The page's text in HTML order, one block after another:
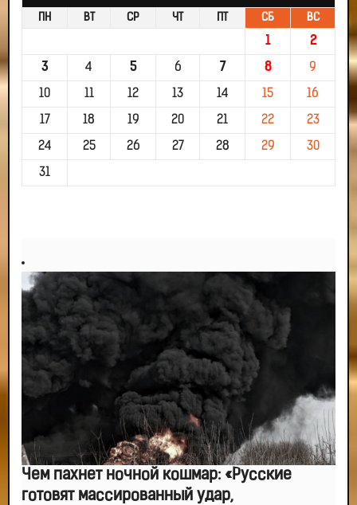
ПН ВТ СР ЧТ ПТ СБ ВС
1 2
3 4 5 6 7 8 9
10 11 12 13 14 15 16
17 18 19 20 21 22 23
24 25 26 27 28 29 30
31
Чем пахнет ночной кошмар: «Русские
готовят массированный удар,